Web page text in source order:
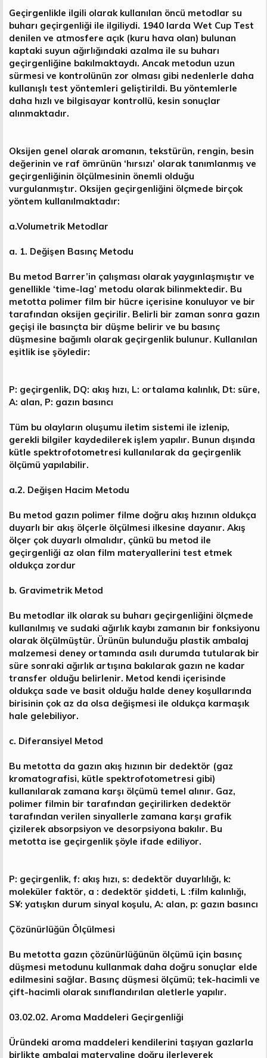
Geçirgenlikle ilgili olarak kullanılan öncü metodlar su
buharı geçirgenliği ile ilgiliydi. 1940 larda Wet Cup Test
denilen ve atmosfere açık (kuru hava olan) bulunan
kaptaki suyun ağırlığındaki azalma ile su buharı
geçirgenliğine bakılmaktaydı. Ancak metodun uzun
sürmesi ve kontrolünün zor olması gibi nedenlerle daha
kullanışlı test yöntemleri geliştirildi. Bu yöntemlerle
daha hızlı ve bilgisayar kontrollü, kesin sonuçlar
alınmaktadır.
Oksijen genel olarak aromanın, tekstürün, rengin, besin
değerinin ve raf ömrünün ‘hırsızı’ olarak tanımlanmış ve
geçirgenliğinin ölçülmesinin önemli olduğu
vurgulanmıştır. Oksijen geçirgenliğini ölçmede birçok
yöntem kullanılmaktadır:
a.Volumetrik Metodlar
a. 1. Değişen Basınç Metodu
Bu metod Barrer’in çalışması olarak yaygınlaşmıştır ve
genellikle ‘time-lag’ metodu olarak bilinmektedir. Bu
metotta polimer film bir hücre içerisine konuluyor ve bir
tarafından oksijen geçirilir. Belirli bir zaman sonra gazın
geçişi ile basınçta bir düşme belirir ve bu basınç
düşmesine bağımlı olarak geçirgenlik bulunur. Kullanılan
eşitlik ise şöyledir:
P: geçirgenlik, DQ: akış hızı, L: ortalama kalınlık, Dt: süre,
A: alan, P: gazın basıncı
Tüm bu olayların oluşumu iletim sistemi ile izlenip,
gerekli bilgiler kaydedilerek işlem yapılır. Bunun dışında
kütle spektrofotometresi kullanılarak da geçirgenlik
ölçümü yapılabilir.
a.2. Değişen Hacim Metodu
Bu metod gazın polimer filme doğru akış hızının oldukça
duyarlı bir akış ölçerle ölçülmesi ilkesine dayanır. Akış
ölçer çok duyarlı olmalıdır, çünkü bu metod ile
geçirgenliği az olan film materyallerini test etmek
oldukça zordur
b. Gravimetrik Metod
Bu metodlar ilk olarak su buharı geçirgenliğini ölçmede
kullanılmış ve sudaki ağırlık kaybı zamanın bir fonksiyonu
olarak ölçülmüştür. Ürünün bulunduğu plastik ambalaj
malzemesi deney ortamında asılı durumda tutularak bir
süre sonraki ağırlık artışına bakılarak gazın ne kadar
transfer olduğu belirlenir. Metod kendi içerisinde
oldukça sade ve basit olduğu halde deney koşullarında
birisinin çok az da olsa değişmesi ile oldukça karmaşık
hale gelebiliyor.
c. Diferansiyel Metod
Bu metotta da gazın akış hızının bir dedektör (gaz
kromatografisi, kütle spektrofotometresi gibi)
kullanılarak zamana karşı ölçümü temel alınır. Gaz,
polimer filmin bir tarafından geçirilirken dedektör
tarafından verilen sinyallerle zamana karşı grafik
çizilerek absorpsiyon ve desorpsiyona bakılır. Bu
metotta ise geçirgenlik şöyle ifade ediliyor.
P: geçirgenlik, f: akış hızı, s: dedektör duyarlılığı, k:
moleküler faktör, a : dedektör şiddeti, L :film kalınlığı,
S¥: yatışkın durum sinyal koşulu, A: alan, p: gazın basıncı
Çözünürlüğün Ölçülmesi
Bu metotta gazın çözünürlüğünün ölçümü için basınç
düşmesi metodunu kullanmak daha doğru sonuçlar elde
edilmesini sağlar. Basınç düşmesi ölçümü; tek-hacimli ve
çift-hacimli olarak sınıflandırılan aletlerle yapılır.
03.02.02. Aroma Maddeleri Geçirgenliği
Üründeki aroma maddeleri kendilerini taşıyan gazlarla
birlikte ambalaj materyaline doğru ilerleyerek